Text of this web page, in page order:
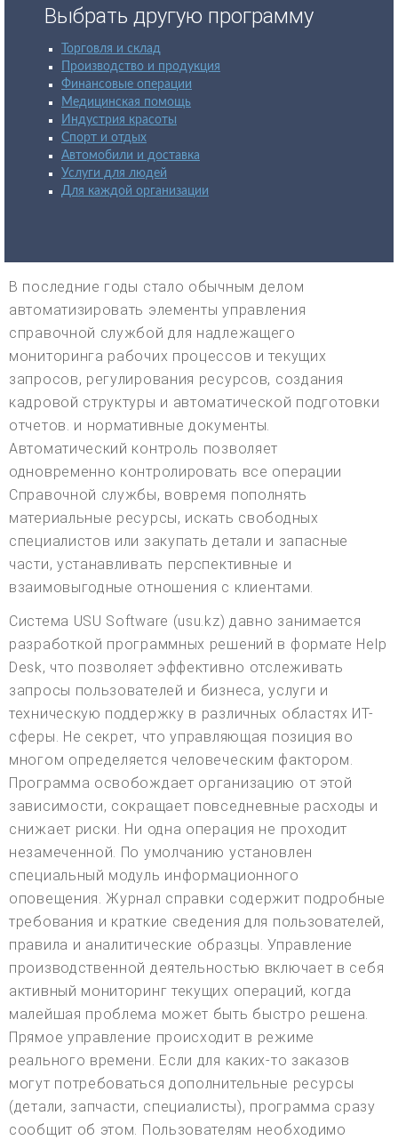
Выбрать другую программу
Торговля и склад
Производство и продукция
Финансовые операции
Медицинская помощь
Индустрия красоты
Спорт и отдых
Автомобили и доставка
Услуги для людей
Для каждой организации
В последние годы стало обычным делом
автоматизировать элементы управления
справочной службой для надлежащего
мониторинга рабочих процессов и текущих
запросов, регулирования ресурсов, создания
кадровой структуры и автоматической подготовки
отчетов. и нормативные документы.
Автоматический контроль позволяет
одновременно контролировать все операции
Справочной службы, вовремя пополнять
материальные ресурсы, искать свободных
специалистов или закупать детали и запасные
части, устанавливать перспективные и
взаимовыгодные отношения с клиентами.
Система USU Software (usu.kz) давно занимается
разработкой программных решений в формате Help
Desk, что позволяет эффективно отслеживать
запросы пользователей и бизнеса, услуги и
техническую поддержку в различных областях ИТ-
сферы. Не секрет, что управляющая позиция во
многом определяется человеческим фактором.
Программа освобождает организацию от этой
зависимости, сокращает повседневные расходы и
снижает риски. Ни одна операция не проходит
незамеченной. По умолчанию установлен
специальный модуль информационного
оповещения. Журнал справки содержит подробные
требования и краткие сведения для пользователей,
правила и аналитические образцы. Управление
производственной деятельностью включает в себя
активный мониторинг текущих операций, когда
малейшая проблема может быть быстро решена.
Прямое управление происходит в режиме
реального времени. Если для каких-то заказов
могут потребоваться дополнительные ресурсы
(детали, запчасти, специалисты), программа сразу
сообщит об этом. Пользователям необходимо